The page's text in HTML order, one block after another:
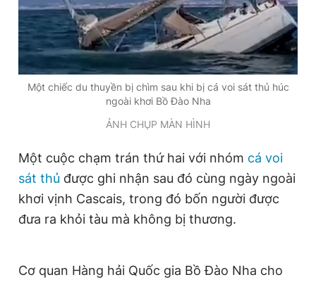
Một chiếc du thuyền bị chìm sau khi bị cá voi sát thủ húc
ngoài khơi Bồ Đào Nha
ẢNH CHỤP MÀN HÌNH
Một cuộc chạm trán thứ hai với nhóm cá voi
sát thủ được ghi nhận sau đó cùng ngày ngoài
khơi vịnh Cascais, trong đó bốn người được
đưa ra khỏi tàu mà không bị thương.
Cơ quan Hàng hải Quốc gia Bồ Đào Nha cho